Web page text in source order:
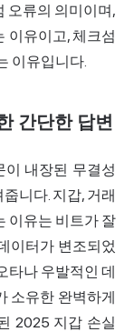
오류의 의미이며,
이유이고, 체크섬
이유입니다.
간단한 답변
이 내장된 무결성
니다. 지갑, 거래
이유는 비트가 잘
이터가 변조되었
타나 우발적인 데
소유한 완벽하게
2025 지갑 손실